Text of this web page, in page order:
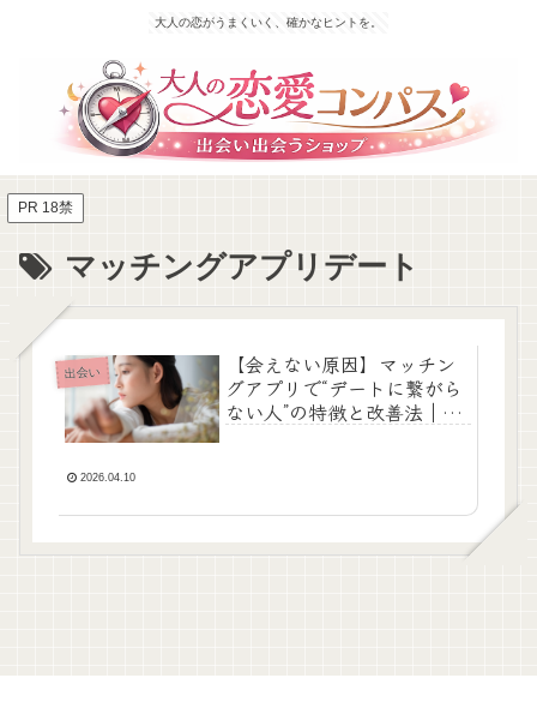
大人の恋がうまくいく、確かなヒントを。
PR 18禁
マッチングアプリデート
出会い
【会えない原因】マッチン
グアプリで“デートに繋がら
ない人”の特徴と改善法｜出
2026.04.10